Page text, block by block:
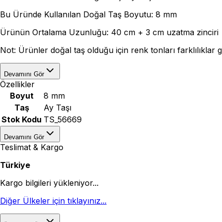
Bu Üründe Kullanılan Doğal Taş Boyutu: 8 mm
Ürünün Ortalama Uzunluğu: 40 cm + 3 cm uzatma zinciri
Not: Ürünler doğal taş olduğu için renk tonları farklılıklar
Devamını Gör
Özellikler
Boyut
8 mm
Taş
Ay Taşı
Stok Kodu TS_56669
Devamını Gör
Teslimat & Kargo
Türkiye
Kargo bilgileri yükleniyor...
Diğer Ülkeler için tıklayınız...